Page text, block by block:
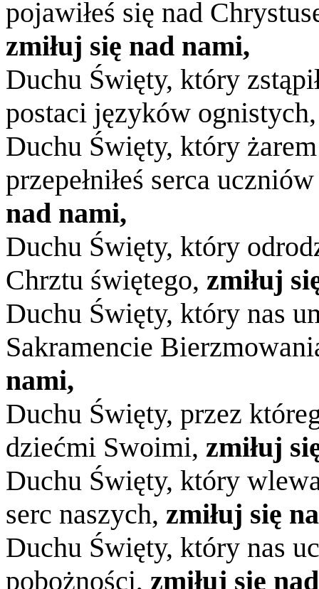
pojawiłeś się nad
zmiłuj się nad nami,
Duchu Święty, który
postaci języków
Duchu Święty, który
przepełniłeś serca
nad nami,
Duchu Święty, który
Chrztu świętego, zmiłuj
Duchu Święty, który nas
Sakramencie
nami,
Duchu Święty, przez
dziećmi Swoimi, zmiłuj
Duchu Święty, który
serc naszych, zmiłuj się
Duchu Święty, który nas
pobożności, zmiłuj się